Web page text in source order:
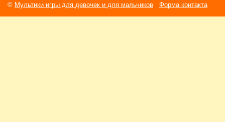
© Мультики игры для девочек и для мальчиков Форма контакта